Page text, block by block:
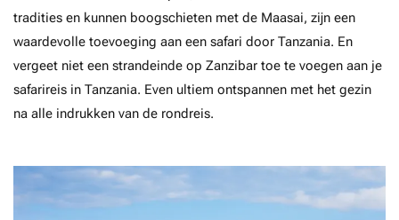
tradities en kunnen boogschieten met de Maasai, zijn een
waardevolle toevoeging aan een safari door Tanzania. En
vergeet niet een strandeinde op Zanzibar toe te voegen aan je
safarireis in Tanzania. Even ultiem ontspannen met het gezin
na alle indrukken van de rondreis.